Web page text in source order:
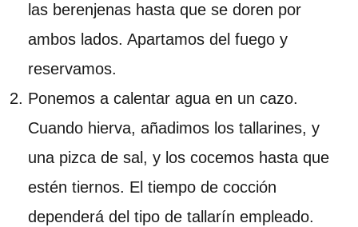
las berenjenas hasta que se doren por
ambos lados. Apartamos del fuego y
reservamos.
Ponemos a calentar agua en un cazo.
Cuando hierva, añadimos los tallarines, y
una pizca de sal, y los cocemos hasta que
estén tiernos. El tiempo de cocción
dependerá del tipo de tallarín empleado.